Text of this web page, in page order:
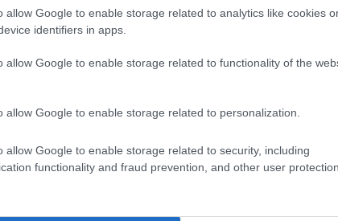
allow Google to enable storage related to analytics like cookies
identifiers in apps.
allow Google to enable storage related to functionality of the
allow Google to enable storage related to personalization.
allow Google to enable storage related to security, including
functionality and fraud prevention, and other user protection.
inkább
és
7636